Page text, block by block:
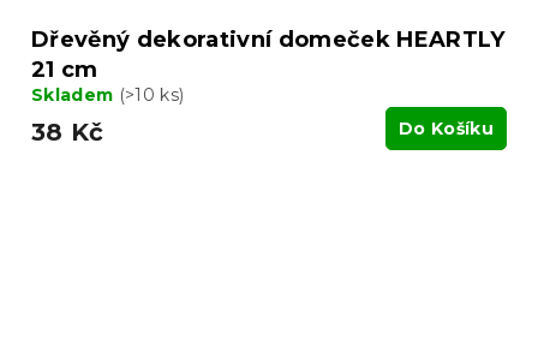
Dřevěný dekorativní domeček HEARTLY
21 cm
Skladem (>10 ks)
38 Kč Do Košíku